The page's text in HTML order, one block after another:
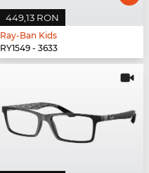
449,13 RON
Ray-Ban Kids
RY1549 - 3633